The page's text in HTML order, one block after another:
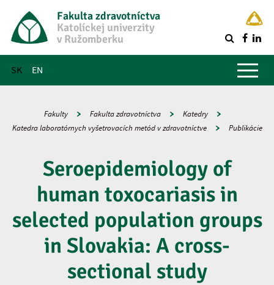
Fakulta zdravotníctva
Katolíckej univerzity
v Ružomberku
SK EN
Hlavné menu
Fakulty Fakulta zdravotníctva
Katedry
Katedra laboratórnych vyšetrovacích metód v zdravotníctve
Publikácie
Seroepidemiology of
human toxocariasis in
selected population groups
in Slovakia: A cross-
sectional study